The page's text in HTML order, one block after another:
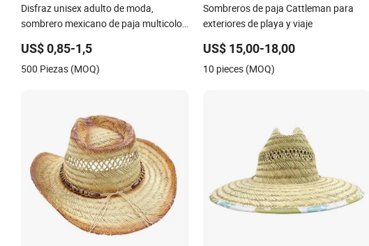
Disfraz unisex adulto de moda,
sombrero mexicano de paja multicolor
US$ 0,85-1,5
500 Piezas (MOQ)
Sombreros de paja Cattleman para
exteriores de playa y viaje
US$ 15,00-18,00
10 pieces (MOQ)